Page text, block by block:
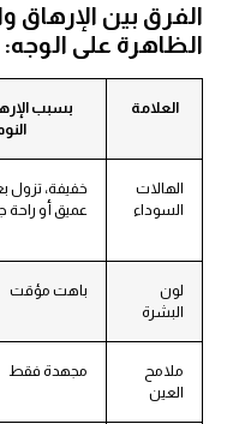
بين الإرهاق
على الوجه:
العلامة
بسبب الإرهاق
النوم
الهالات
السوداء
خفيفة، تزول بعد
عميق أو راحة جيدة
البشرة
باهت مؤقت
ملامح
العين
مجهدة فقط